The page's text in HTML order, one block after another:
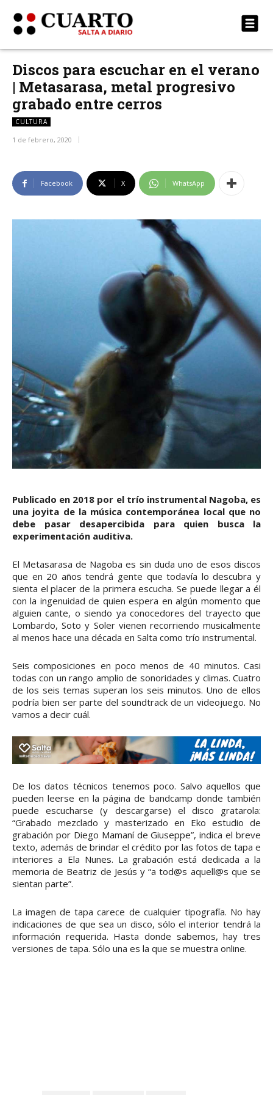
Discos para escuchar en el verano
| Metasarasa, metal progresivo
grabado entre cerros
CULTURA
1 de febrero, 2020
Facebook X WhatsApp
Publicado en 2018 por el trío instrumental Nagoba, es
una joyita de la música contemporánea local que no
debe pasar desapercibida para quien busca la
experimentación auditiva.
El Metasarasa de Nagoba es sin duda uno de esos discos
que en 20 años tendrá gente que todavía lo descubra y
sienta el placer de la primera escucha. Se puede llegar a él
con la ingenuidad de quien espera en algún momento que
alguien cante, o siendo ya conocedores del trayecto que
Lombardo, Soto y Soler vienen recorriendo musicalmente
al menos hace una década en Salta como trío instrumental.
Seis composiciones en poco menos de 40 minutos. Casi
todas con un rango amplio de sonoridades y climas. Cuatro
de los seis temas superan los seis minutos. Uno de ellos
podría bien ser parte del soundtrack de un videojuego. No
vamos a decir cuál.
De los datos técnicos tenemos poco. Salvo aquellos que
pueden leerse en la página de bandcamp donde también
puede escucharse (y descargarse) el disco gratarola:
“Grabado mezclado y masterizado en Eko estudio de
grabación por Diego Mamaní de Giuseppe”, indica el breve
texto, además de brindar el crédito por las fotos de tapa e
interiores a Ela Nunes. La grabación está dedicada a la
memoria de Beatriz de Jesús y “a tod@s aquell@s que se
sientan parte”.
La imagen de tapa carece de cualquier tipografía. No hay
indicaciones de que sea un disco, sólo el interior tendrá la
información requerida. Hasta donde sabemos, hay tres
versiones de tapa. Sólo una es la que se muestra online.